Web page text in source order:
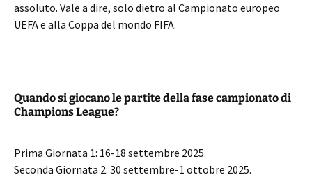
assoluto. Vale a dire, solo dietro al Campionato europeo
UEFA e alla Coppa del mondo FIFA.
Quando si giocano le partite della fase campionato di
Champions League?
Prima Giornata 1: 16-18 settembre 2025.
Seconda Giornata 2: 30 settembre-1 ottobre 2025.